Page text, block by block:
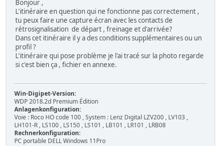
Bonjour ,
L'itinéraire en question qui ne fonctionne pas correctement ,
tu peux faire une capture écran avec les contacts de
rétrosignalisation de départ , freinage et d'arrivée?
Dans cet itinéraire il y a des conditions supplémentaires ou un
profil ?
L'itinéraire qui pose problème je l'ai tracé sur la photo regarde
si c'est bien ça , fichier en annexe.
Win-Digipet-Version:
WDP 2018.2d Premium Édition
Anlagenkonfiguration:
Voie : Roco HO code 100 , System : Lenz Digital LZV200 , LV103 ,
LH101-R , LS100 , LS150 , LS101 , LB101 , LR101 , LRB08
Rechnerkonfiguration:
PC portable DELL Windows 11Pro